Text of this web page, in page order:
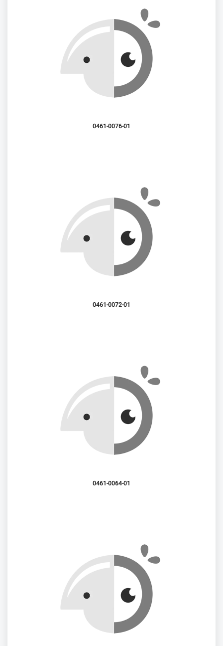
0461-0076-01
0461-0072-01
0461-0064-01